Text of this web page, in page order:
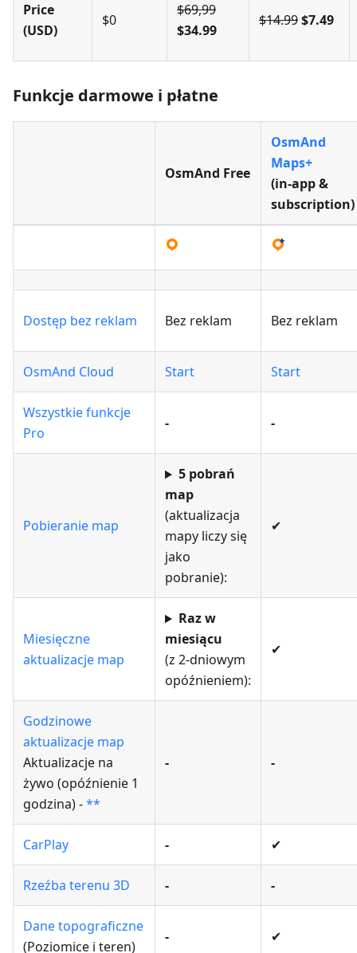
Price
(USD)
$0
$69,99
$34.99
$14.99$7.49
Funkcje darmowe i płatne
OsmAnd Free
OsmAnd
Maps+
(in‑app &
subscription)
Dostęp bez reklam Bez reklam Bez reklam
OsmAnd Cloud Start Start
Wszystkie funkcje
Pro
- -
Pobieranie map
5 pobrań
map
(aktualizacja
mapy liczy się
jako
pobranie):
✔
Miesięczne
aktualizacje map
Raz w
miesiącu
(z 2-dniowym
opóźnieniem):
✔
Godzinowe
aktualizacje map
Aktualizacje na
żywo (opóźnienie 1
godzina) -**
- -
CarPlay - ✔
Rzeźba terenu 3D - -
Dane topograficzne
(Poziomice i teren)
- ✔